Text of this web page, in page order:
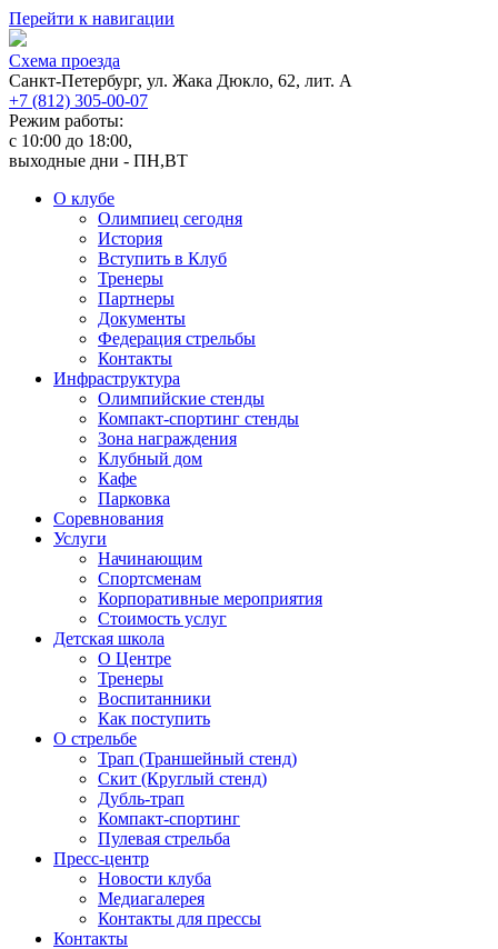
Перейти к навигации
Cхема проезда
Санкт-Петербург, ул. Жака Дюкло, 62, лит. А
+7 (812) 305-00-07
Режим работы:
c 10:00 до 18:00,
выходные дни - ПН,ВТ
О клубе
Олимпиец сегодня
История
Вступить в Клуб
Тренеры
Партнеры
Документы
Федерация стрельбы
Контакты
Инфраструктура
Олимпийские стенды
Компакт-спортинг стенды
Зона награждения
Клубный дом
Кафе
Парковка
Соревнования
Услуги
Начинающим
Спортсменам
Корпоративные мероприятия
Стоимость услуг
Детская школа
О Центре
Тренеры
Воспитанники
Как поступить
О стрельбе
Трап (Траншейный стенд)
Скит (Круглый стенд)
Дубль-трап
Компакт-спортинг
Пулевая стрельба
Пресс-центр
Новости клуба
Медиагалерея
Контакты для прессы
Контакты